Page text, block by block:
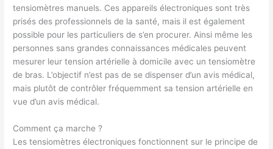
tensiomètres manuels. Ces appareils électroniques sont très
prisés des professionnels de la santé, mais il est également
possible pour les particuliers de s’en procurer. Ainsi même les
personnes sans grandes connaissances médicales peuvent
mesurer leur tension artérielle à domicile avec un tensiomètre
de bras. L’objectif n’est pas de se dispenser d’un avis médical,
mais plutôt de contrôler fréquemment sa tension artérielle en
vue d’un avis médical.
Comment ça marche ?
Les tensiomètres électroniques fonctionnent sur le principe de